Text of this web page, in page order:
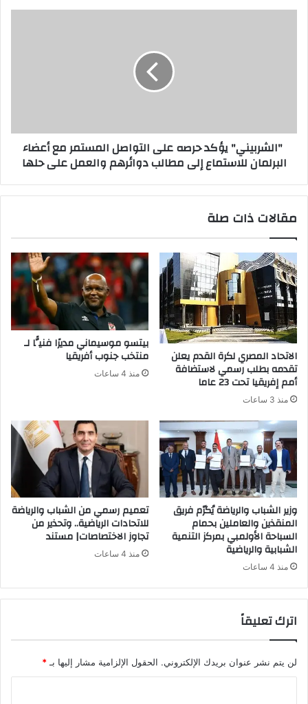
"الشربيني" يؤكد حرصه على التواصل المستمر مع أعضاء
البرلمان للاستماع إلى مطالب دوائرهم والعمل على حلها
مقالات ذات صلة
الاتحاد المصري لكرة القدم يعلن
تقدمه بطلب رسمي لاستضافة
أمم إفريقيا تحت 23 عاما
منذ 3 ساعات
بيتسو موسيماني مديرًا فنيًّا لـ
منتخب جنوب أفريقيا
منذ 4 ساعات
وزير الشباب والرياضة يُكرّم فريق
المنقذين والعاملين بحمام
السباحة الأولمبي بمركز التنمية
الشبابية والرياضية
منذ 4 ساعات
تعميم رسمي من الشباب والرياضة
للاتحادات الرياضية.. وتحذير من
تجاوز الاختصاصات| مستند
منذ 4 ساعات
اترك تعليقاً
لن يتم نشر عنوان بريدك الإلكتروني. الحقول الإلزامية مشار إليها بـ*